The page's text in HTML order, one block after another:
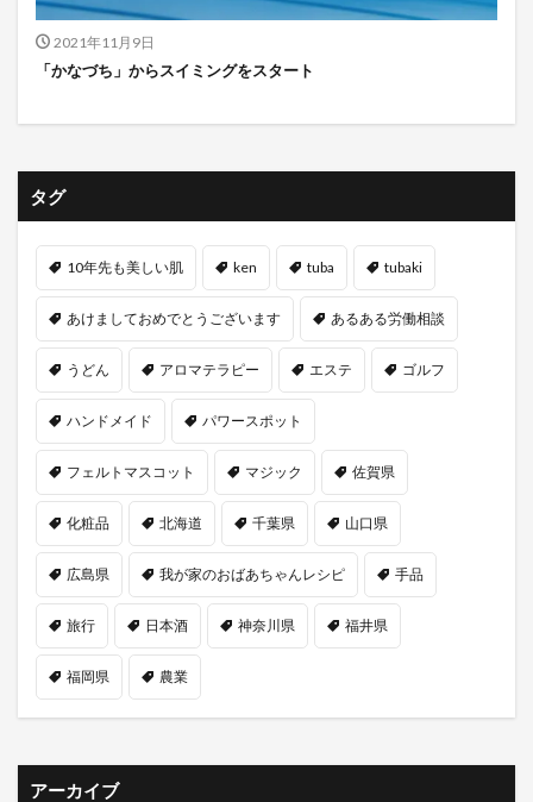
2021年11月9日
「かなづち」からスイミングをスタート
タグ
10年先も美しい肌 ken tuba tubaki
あけましておめでとうございます あるある労働相談
うどん アロマテラピー エステ ゴルフ
ハンドメイド パワースポット
フェルトマスコット マジック 佐賀県
化粧品 北海道 千葉県 山口県
広島県 我が家のおばあちゃんレシピ 手品
旅行 日本酒 神奈川県 福井県
福岡県 農業
アーカイブ